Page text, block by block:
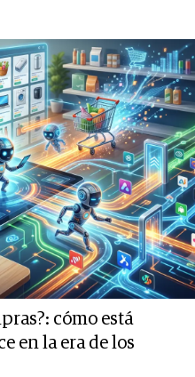
cómo está
en la era de los